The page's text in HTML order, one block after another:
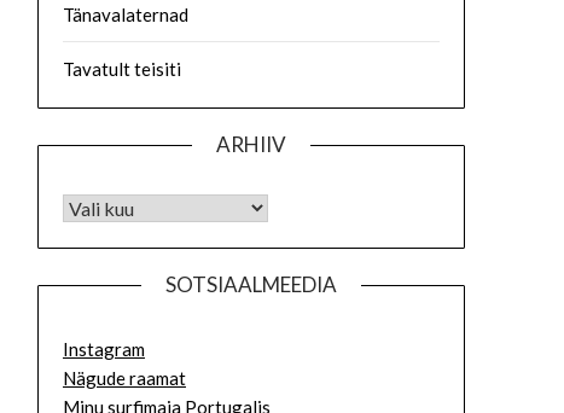
Tänavalaternad
Tavatult teisiti
ARHIIV
SOTSIAALMEEDIA
Instagram
Nägude raamat
Minu surfimaja Portugalis